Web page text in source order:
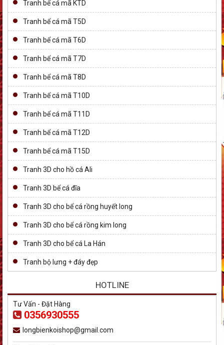
Tranh bể cá mã KTD
Tranh bể cá mã T5D
Tranh bể cá mã T6D
Tranh bể cá mã T7D
Tranh bể cá mã T8D
Tranh bể cá mã T10D
Tranh bể cá mã T11D
Tranh bể cá mã T12D
Tranh bể cá mã T15D
Tranh 3D cho hồ cá Ali
Tranh 3D bể cá đĩa
Tranh 3D cho bể cá rồng huyết long
Tranh 3D cho bể cá rồng kim long
Tranh 3D cho bể cá La Hán
Tranh bộ lưng + đáy đẹp
HOTLINE
Tư Vấn - Đặt Hàng
0356930555
longbienkoishop@gmail.com